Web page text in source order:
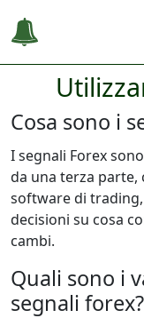
Cosa sono i
I segnali Forex
da una terza parte,
software di
decisioni su cosa
cambi.
Quali sono i
segnali forex?